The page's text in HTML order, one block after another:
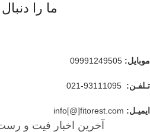
ما را
موبایل:
09991249505
تـلفـن: 93111095-021
ایمیـل:
آخرین اخبار فیت و